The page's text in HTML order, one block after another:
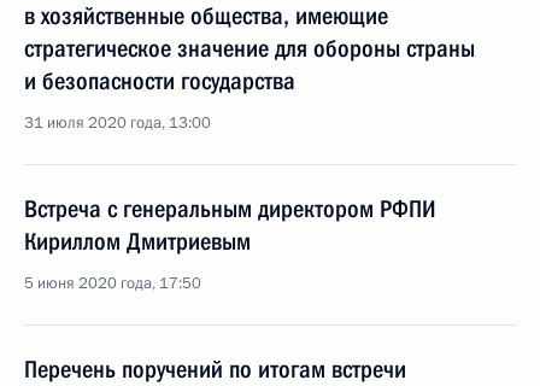
в хозяйственные общества, имеющие
стратегическое значение для обороны страны
и безопасности государства
31 июля 2020 года, 13:00
Встреча с генеральным директором РФПИ
Кириллом Дмитриевым
5 июня 2020 года, 17:50
Перечень поручений по итогам встречи